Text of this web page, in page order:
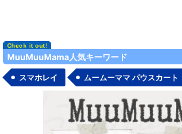
MuuMuuMama人気キーワード
スマホレイ ムームーママ パウスカート